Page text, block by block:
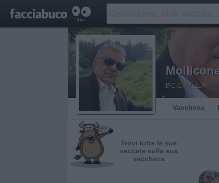
ECCALLA'
Vaccheca
Trovi tutte le sue
vaccate sulla sua
vaccheca